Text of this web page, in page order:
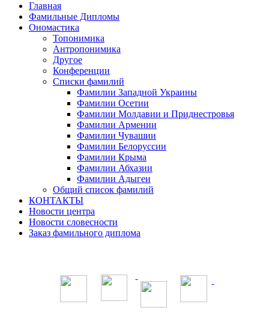
Главная
Фамильные Дипломы
Ономастика
Топонимика
Антропонимика
Другое
Конференции
Списки фамилий
Фамилии Западной Украины
Фамилии Осетии
Фамилии Молдавии и Приднестровья
Фамилии Армении
Фамилии Чувашии
Фамилии Белоруссии
Фамилии Крыма
Фамилии Абхазии
Фамилии Адыгеи
Общий список фамилий
КОНТАКТЫ
Новости центра
Новости словесности
Заказ фамильного диплома